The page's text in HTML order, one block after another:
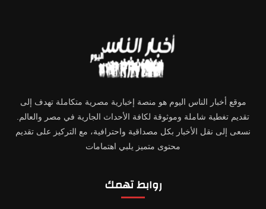
موقع أخبار الناس اليوم هو منصة إخبارية مصرية متكاملة تهدف إلى
تقديم تغطية شاملة وموثوقة لكافة الأحداث الجارية في مصر والعالم.
نسعى إلى نقل الأخبار بكل مصداقية واحترافية، مع التركيز على تقديم
محتوى متميز يلبي اهتمامات
روابط تهمك